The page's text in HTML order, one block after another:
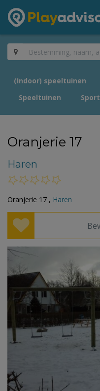
(Indoor) speeltuinen
Speeltuinen
Oranjerie 17
Haren
Oranjerie 17 , Haren